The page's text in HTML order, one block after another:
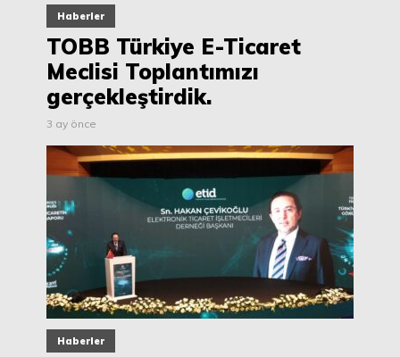
Haberler
TOBB Türkiye E-Ticaret
Meclisi Toplantımızı
gerçekleştirdik.
3 ay önce
Haberler